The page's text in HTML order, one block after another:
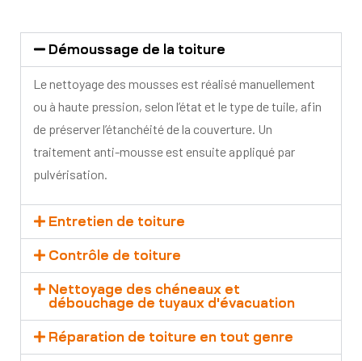
Démoussage de la toiture​
Le nettoyage des mousses est réalisé manuellement
ou à haute pression, selon l’état et le type de tuile, afin
de préserver l’étanchéité de la couverture. Un
traitement anti-mousse est ensuite appliqué par
pulvérisation.
Entretien de toiture​
Contrôle de toiture​
Nettoyage des chéneaux et
débouchage de tuyaux d'évacuation​
Réparation de toiture en tout genre​